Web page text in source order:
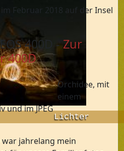
Lichter
Februar 2018 auf der Insel
400D -Zur
400D
Orchidee, mit
einem
und im JPEG
war jahrelang mein